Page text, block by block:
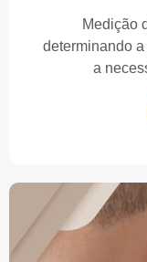
Medição
determinando
a